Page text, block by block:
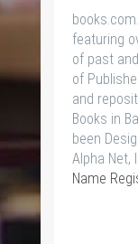
featuring
of past
of
and
Books in
been
Alpha Net,
Name